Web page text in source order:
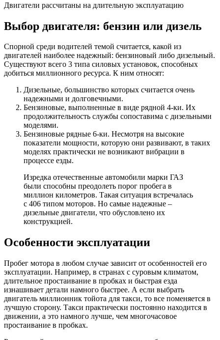
Двигатели рассчитаны на длительную эксплуатацию
Выбор двигателя: бензин или дизель
Спорной среди водителей темой считается, какой из
двигателей наиболее надежный: бензиновый либо дизельный.
Существуют всего 3 типа силовых установок, способных
добиться миллионного ресурса. К ним относят:
Дизельные, большинство которых считается очень
надежными и долговечными.
Бензиновые, выполненные в виде рядной 4-ки. Их
продолжительность службы сопоставима с дизельными
моделями.
Бензиновые рядные 6-ки. Несмотря на высокие
показатели мощности, которую они развивают, в таких
моделях практически не возникают вибрации в
процессе езды.
Изредка отечественные автомобили марки ГАЗ
были способны преодолеть порог пробега в
миллион километров. Такая ситуация встречалась
с 406 типом моторов. Но самые надежные –
дизельные двигатели, что обусловлено их
конструкцией.
Особенности эксплуатации
Пробег мотора в любом случае зависит от особенностей его
эксплуатации. Например, в странах с суровым климатом,
длительное простаивание в пробках и быстрая езда
изнашивает детали намного быстрее. А если выбрать
двигатель миллионник тойота для такси, то все поменяется в
лучшую сторону. Такси практически постоянно находится в
движении, а это намного лучше, чем многочасовое
простаивание в пробках.